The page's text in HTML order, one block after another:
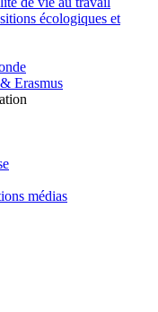
écologiques et
Erasmus
médias